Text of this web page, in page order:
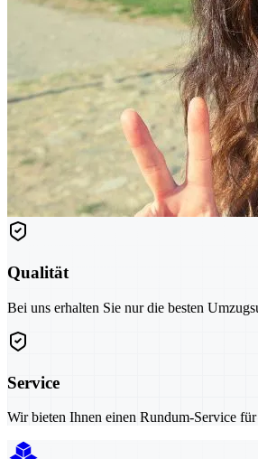
Qualität
Bei uns erhalten Sie nur die besten
Service
Wir bieten Ihnen einen Rundum-Service